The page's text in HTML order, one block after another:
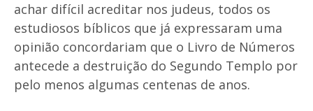
achar difícil acreditar nos judeus, todos os
estudiosos bíblicos que já expressaram uma
opinião concordariam que o Livro de Números
antecede a destruição do Segundo Templo por
pelo menos algumas centenas de anos.